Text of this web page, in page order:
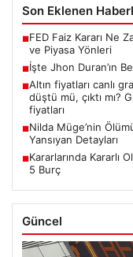
Son Eklenen
■FED Faiz Kararı Ne
ve Piyasa Yönleri
■İşte Jhon Duran’ın
■Altın fiyatları canlı
düştü mü, çıktı mı?
fiyatları
■Nilda Müge’nin
Yansıyan Detayları
■Kararlarında Kararlı
5 Burç
Güncel